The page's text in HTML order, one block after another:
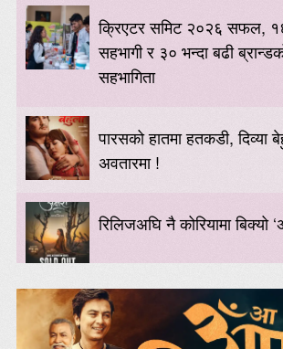
क्रिएटर समिट २०२६ सफल,
सहभागी र ३० भन्दा बढी
सहभागिता
पारसको हातमा हतकडी, दिव्या
अवतारमा !
रिलिजअघि नै कोरियामा बिक्यो